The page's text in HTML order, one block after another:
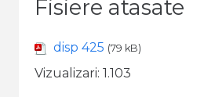
Fisiere atasate
disp 425 (79 kB)
Vizualizari: 1.103